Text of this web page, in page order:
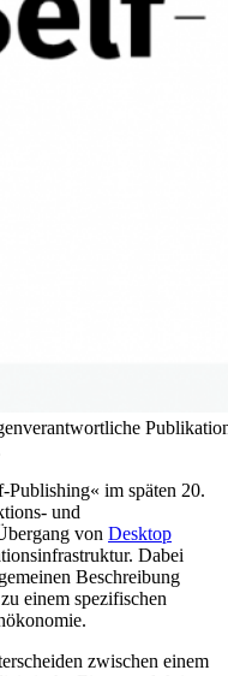
im späten 20.
und
von Desktop
Dabei
Beschreibung
einem spezifischen
zwischen einem